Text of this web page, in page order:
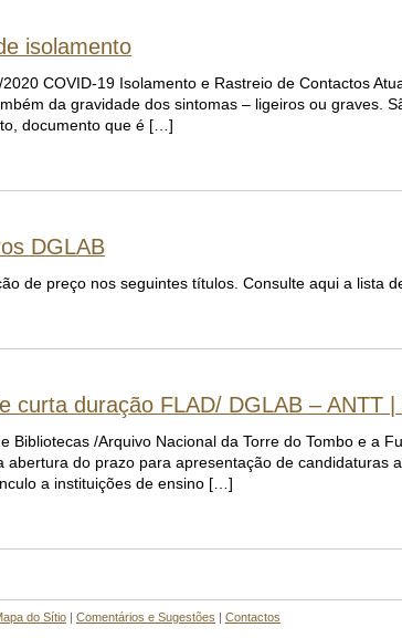
isolamento
COVID-19 Isolamento e Rastreio de Contactos
da gravidade dos sintomas – ligeiros ou graves.
documento que é […]
DGLAB
de preço nos seguintes títulos. Consulte aqui a lista
curta duração FLAD/ DGLAB – ANTT |
Bibliotecas /Arquivo Nacional da Torre do Tombo e a
abertura do prazo para apresentação de
a instituições de ensino […]
do Sítio | Comentários e Sugestões | Contactos